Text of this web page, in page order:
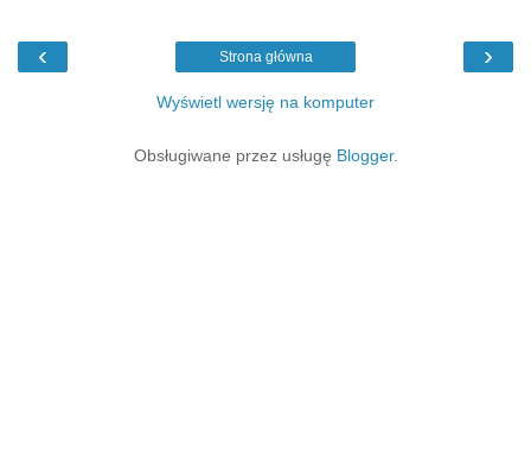
‹ ›
Strona główna
Wyświetl wersję na komputer
Obsługiwane przez usługę Blogger.